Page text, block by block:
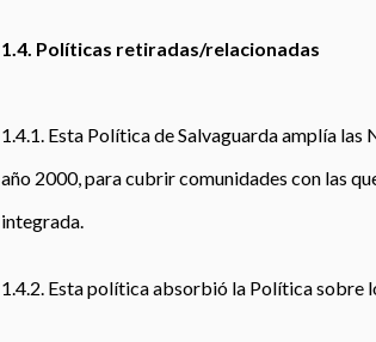
1.4. Políticas retiradas/relacionadas
1.4.1. Esta Política de Salvaguarda amplía
año 2000, para cubrir comunidades con las
integrada.
1.4.2. Esta política absorbió la Política sobre